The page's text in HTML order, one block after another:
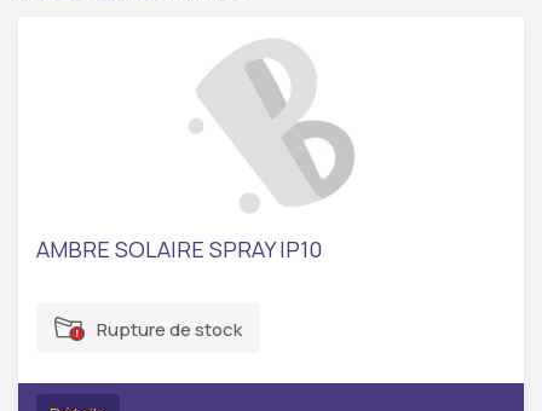
AMBRE SOLAIRE SPRAY IP10
Rupture de stock